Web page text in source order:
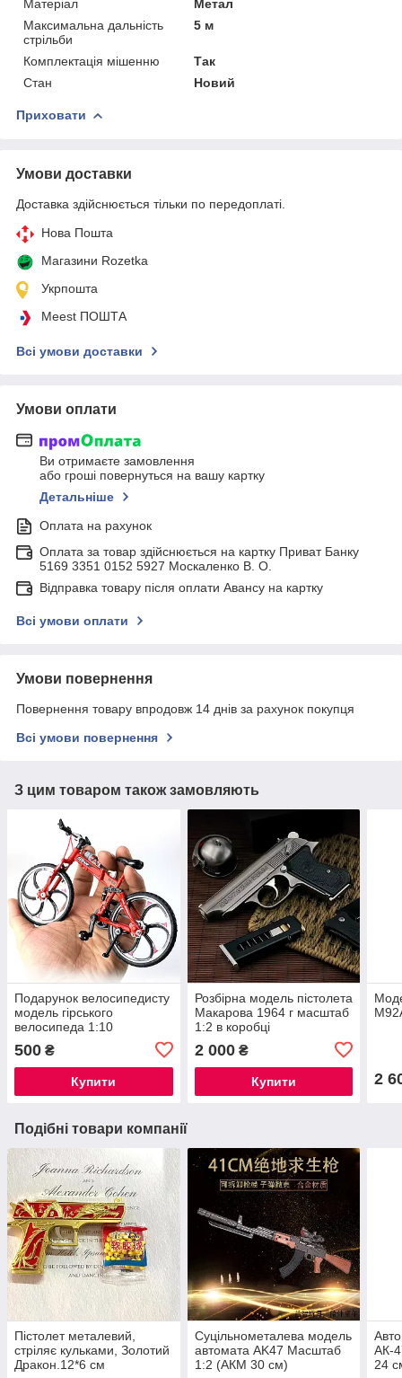
Матеріал
Метал
Максимальна дальність
стрільби
5 м
Комплектація мішенню
Так
Стан
Новий
Приховати
Умови доставки
Доставка здійснюється тільки по передоплаті.
Нова Пошта
Магазини Rozetka
Укрпошта
Meest ПОШТА
Всі умови доставки
Умови оплати
Ви отримаєте замовлення
або гроші повернуться на вашу картку
Детальніше
Оплата на рахунок
Оплата за товар здійснюється на картку Приват Банку
5169 3351 0152 5927 Москаленко В. О.
Відправка товару після оплати Авансу на картку
Всі умови оплати
Умови повернення
Повернення товару впродовж 14 днів за рахунок покупця
Всі умови повернення
З цим товаром також замовляють
Подарунок велосипедисту
модель гірського
велосипеда 1:10
500 ₴
Купити
Розбірна модель пістолета
Макарова 1964 г масштаб
1:2 в коробці
2 000₴
Купити 2
Подібні товари компанії
Пістолет металевий,
стріляє кульками, Золотий
Дракон.12*6 см
Суцільнометалева модель
автомата AK47 Масштаб
1:2 (АКМ 30 см)
АК-
24